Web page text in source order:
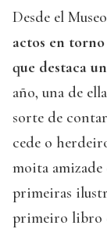
Desde el
actos en
que destaca
año, una de
sorte de
cede o
moita
primeiras
primeiro libro